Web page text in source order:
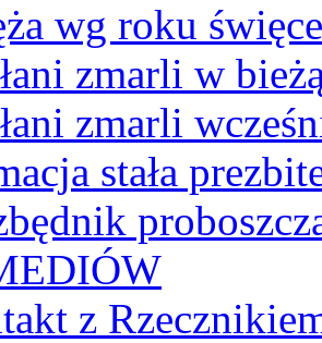
wg roku
zmarli w
zmarli
stała
z